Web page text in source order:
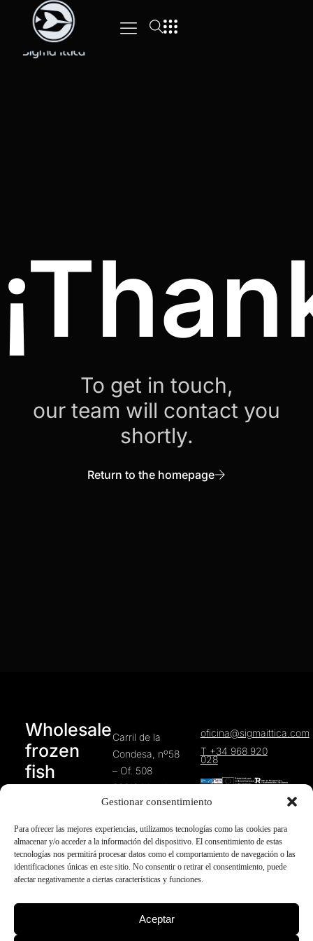
Gestionar consentimiento
Para ofrecer las mejores experiencias, utilizamos tecnologías como las cookies para
almacenar y/o acceder a la información del dispositivo. El consentimiento de estas
tecnologías nos permitirá procesar datos como el comportamiento de navegación o las
identificaciones únicas en este sitio. No consentir o retirar el consentimiento, puede
afectar negativamente a ciertas características y funciones.
Aceptar
To get in touch,
our team will contact you
shortly.
Return to the homepage
Wholesale
frozen
fish
Carril de la
Condesa, nº58
– Of. 508
30010 Murcia
(Spain)
oficina@sigmaittica.com
T +34 968 920
028
HOME
Sigma